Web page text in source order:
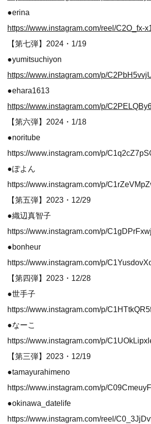
●erina
https://www.instagram.com/reel/C2O_fx-
【第七弾】2024・1/19
●yumitsuchiyon
https://www.instagram.com/p/
●ehara1613
https://www.instagram.com/p/
【第六弾】2024・1/18
●noritube
https://www.instagram.com/p/
●ぽよん
https://www.instagram.com/p/
【第五弾】2023・12/29
●織辺真智子
https://www.instagram.com/p/
●bonheur
https://www.instagram.com/p/
【第四弾】2023・12/28
●世手子
https://www.instagram.com/p/
●なーこ
https://www.instagram.com/p/
【第三弾】2023・12/19
●tamayurahimeno
https://www.instagram.com/p/
●okinawa_datelife
https://www.instagram.com/reel/